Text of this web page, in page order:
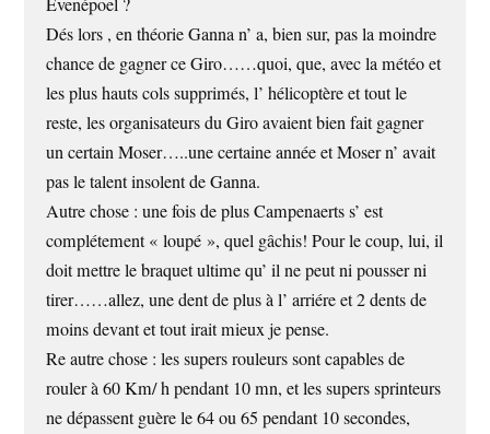
Dés lors , en théorie Ganna n’ a, bien sur, pas la moindre
chance de gagner ce Giro……quoi, que, avec la météo et
les plus hauts cols supprimés, l’ hélicoptère et tout le
reste, les organisateurs du Giro avaient bien fait gagner
un certain Moser…..une certaine année et Moser n’ avait
pas le talent insolent de Ganna.
Autre chose : une fois de plus Campenaerts s’ est
complétement « loupé », quel gâchis! Pour le coup, lui, il
doit mettre le braquet ultime qu’ il ne peut ni pousser ni
tirer……allez, une dent de plus à l’ arriére et 2 dents de
moins devant et tout irait mieux je pense.
Re autre chose : les supers rouleurs sont capables de
rouler à 60 Km/ h pendant 10 mn, et les supers sprinteurs
ne dépassent guère le 64 ou 65 pendant 10 secondes,